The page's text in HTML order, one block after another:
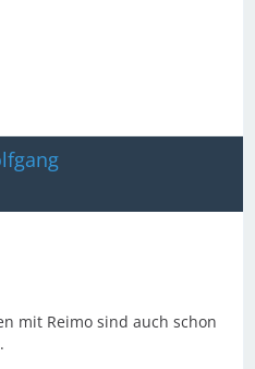
mit Reimo sind auch schon